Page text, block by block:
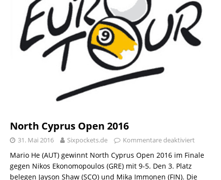
North Cyprus Open 2016
31. Mai 2016 Sixpockets.de Kommentare deaktiviert
Mario He (AUT) gewinnt North Cyprus Open 2016 im Finale
gegen Nikos Ekonomopoulos (GRE) mit 9-5. Den 3. Platz
belegen Jayson Shaw (SCO) und Mika Immonen (FIN). Die